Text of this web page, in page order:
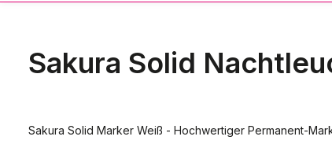
Sakura Solid
Sakura Solid Marker Weiß - Hochwertiger Permanent-